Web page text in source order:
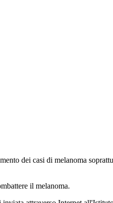
dei casi di melanoma
il melanoma.